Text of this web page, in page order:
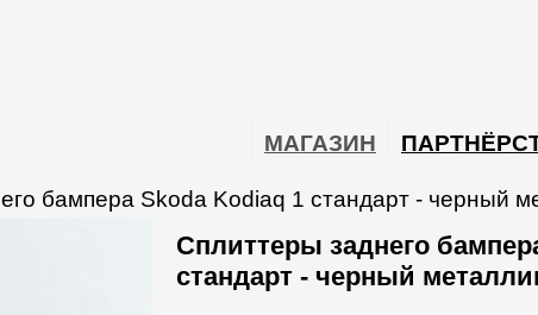
МАГАЗИН
бампера Skoda Kodiaq 1 стандарт - черный
Сплиттеры заднего
стандарт - черный